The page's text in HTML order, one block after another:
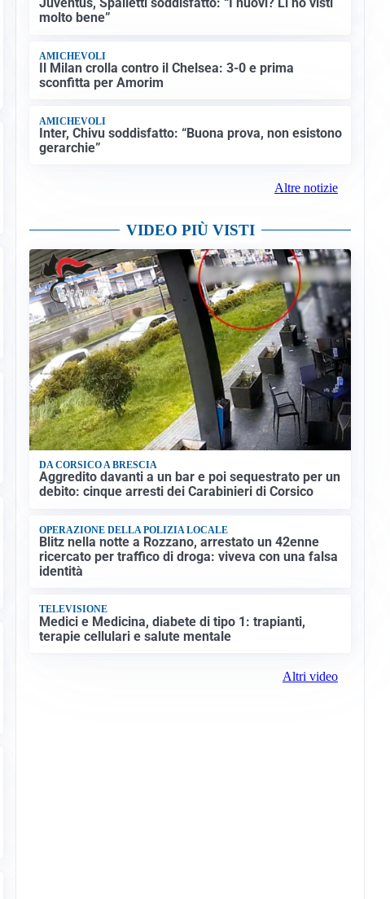
Juventus, Spalletti soddisfatto: “I nuovi? Li ho visti
molto bene”
AMICHEVOLI
Il Milan crolla contro il Chelsea: 3-0 e prima
sconfitta per Amorim
AMICHEVOLI
Inter, Chivu soddisfatto: “Buona prova, non esistono
gerarchie”
Altre notizie
VIDEO PIÙ VISTI
DA CORSICO A BRESCIA
Aggredito davanti a un bar e poi sequestrato per un
debito: cinque arresti dei Carabinieri di Corsico
OPERAZIONE DELLA POLIZIA LOCALE
Blitz nella notte a Rozzano, arrestato un 42enne
ricercato per traffico di droga: viveva con una falsa
identità
TELEVISIONE
Medici e Medicina, diabete di tipo 1: trapianti,
terapie cellulari e salute mentale
Altri video